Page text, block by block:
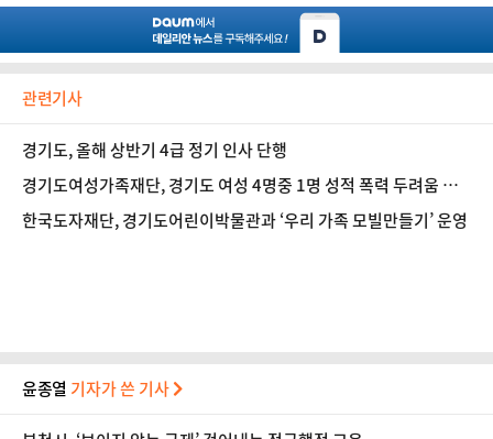
관련기사
경기도, 올해 상반기 4급 정기 인사 단행
경기도여성가족재단, 경기도 여성 4명중 1명 성적 폭력 두려움 느
껴
한국도자재단, 경기도어린이박물관과 ‘우리 가족 모빌만들기’ 운영
윤종열 기자가 쓴 기사